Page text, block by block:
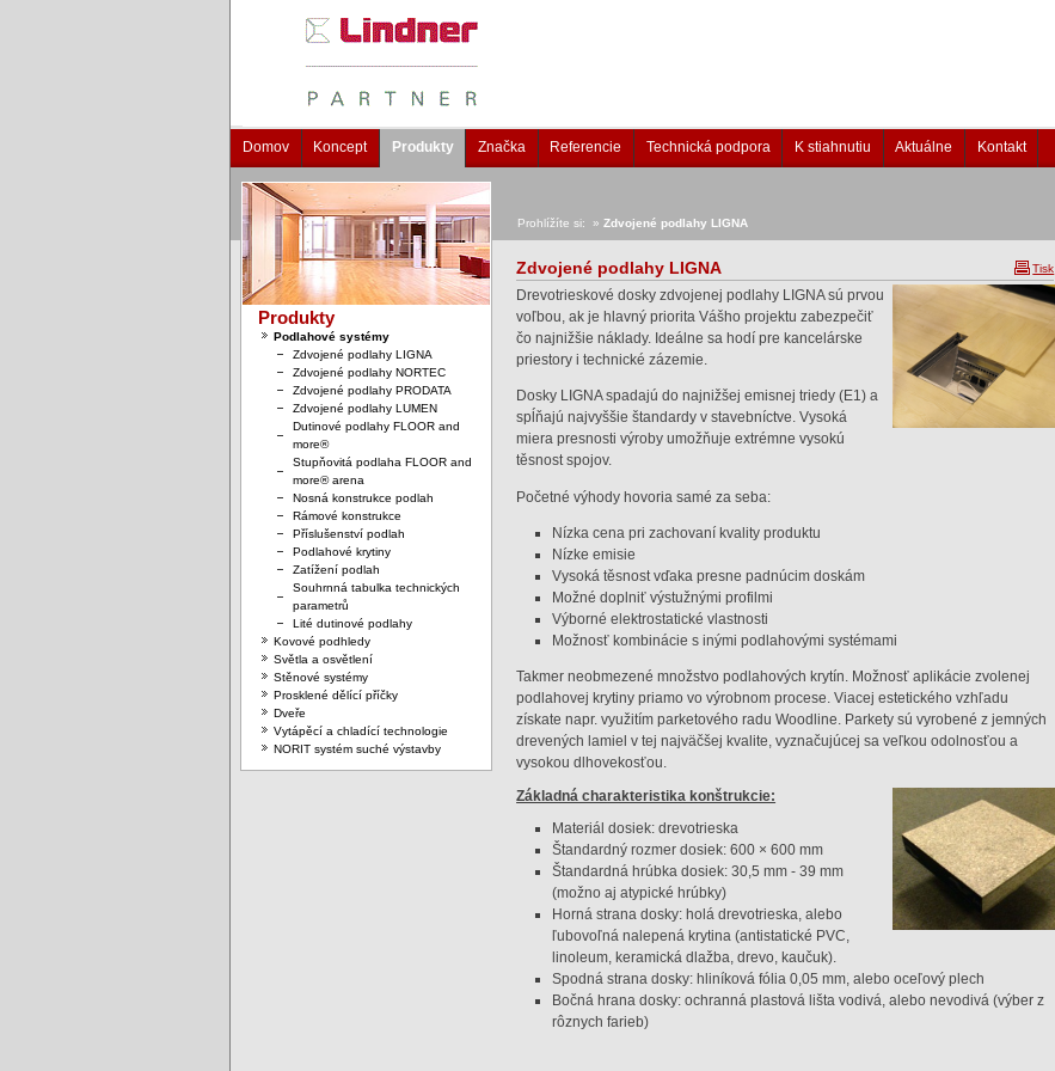
Domov Koncept Produkty Značka Referencie Technická podpora K stiahnutiu Aktuálne Kontakt
Prohlížíte si: » Zdvojené podlahy LIGNA
Produkty
Podlahové systémy
Zdvojené podlahy LIGNA
Zdvojené podlahy NORTEC
Zdvojené podlahy PRODATA
Zdvojené podlahy LUMEN
Dutinové podlahy FLOOR and
more®
Stupňovitá podlaha FLOOR and
more® arena
Nosná konstrukce podlah
Rámové konstrukce
Příslušenství podlah
Podlahové krytiny
Zatížení podlah
Souhrnná tabulka technických
parametrů
Lité dutinové podlahy
Kovové podhledy
Světla a osvětlení
Stěnové systémy
Prosklené dělící příčky
Dveře
Vytápěcí a chladící technologie
NORIT systém suché výstavby
Tisk
Zdvojené podlahy LIGNA
Drevotrieskové dosky zdvojenej podlahy LIGNA sú prvou
voľbou, ak je hlavný priorita Vášho projektu zabezpečiť
čo najnižšie náklady. Ideálne sa hodí pre kancelárske
priestory i technické zázemie.
Dosky LIGNA spadajú do najnižšej emisnej triedy (E1) a
spĺňajú najvyššie štandardy v stavebníctve. Vysoká
miera presnosti výroby umožňuje extrémne vysokú
těsnost spojov.
Početné výhody hovoria samé za seba:
Nízka cena pri zachovaní kvality produktu
Nízke emisie
Vysoká těsnost vďaka presne padnúcim doskám
Možné doplniť výstužnými profilmi
Výborné elektrostatické vlastnosti
Možnosť kombinácie s inými podlahovými systémami
Takmer neobmezené množstvo podlahových krytín. Možnosť aplikácie zvolenej
podlahovej krytiny priamo vo výrobnom procese. Viacej estetického vzhľadu
získate napr. využitím parketového radu Woodline. Parkety sú vyrobené z jemných
drevených lamiel v tej najväčšej kvalite, vyznačujúcej sa veľkou odolnosťou a
vysokou dlhovekosťou.
Základná charakteristika konštrukcie:
Materiál dosiek: drevotrieska
Štandardný rozmer dosiek: 600 × 600 mm
Štandardná hrúbka dosiek: 30,5 mm - 39 mm
(možno aj atypické hrúbky)
Horná strana dosky: holá drevotrieska, alebo
ľubovoľná nalepená krytina (antistatické PVC,
linoleum, keramická dlažba, drevo, kaučuk).
Spodná strana dosky: hliníková fólia 0,05 mm, alebo oceľový plech
Bočná hrana dosky: ochranná plastová lišta vodivá, alebo nevodivá (výber z
rôznych farieb)